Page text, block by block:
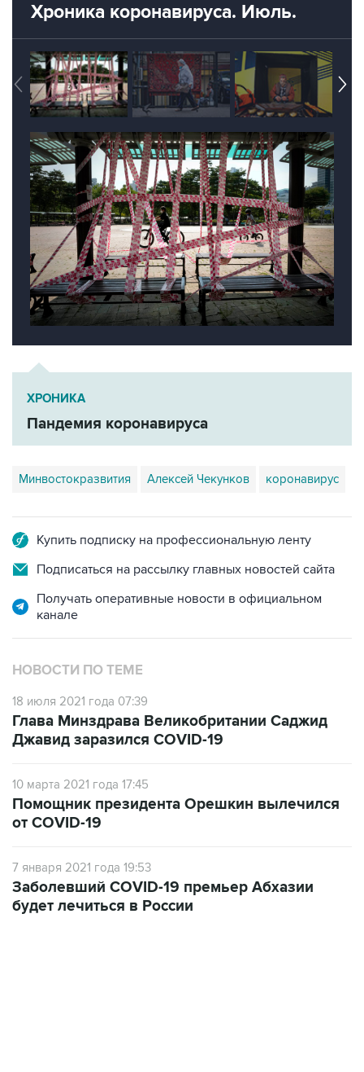
Хроника коронавируса. Июль.
ХРОНИКА
Пандемия коронавируса
Минвостокразвития Алексей Чекунков коронавирус
Купить подписку на профессиональную ленту
Подписаться на рассылку главных новостей сайта
Получать оперативные новости в официальном
канале
НОВОСТИ ПО ТЕМЕ
18 июля 2021 года 07:39
Глава Минздрава Великобритании Саджид
Джавид заразился COVID-19
10 марта 2021 года 17:45
Помощник президента Орешкин вылечился
от COVID-19
7 января 2021 года 19:53
Заболевший COVID-19 премьер Абхазии
будет лечиться в России